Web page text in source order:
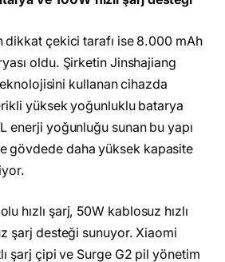
dikkat çekici tarafı ise 8.000 mAh
oldu. Şirketin Jinshajiang
kullanan cihazda
yüksek yoğunluklu batarya
enerji yoğunluğu sunan bu yapı
gövdede daha yüksek kapasite
hızlı şarj, 50W kablosuz hızlı
şarj desteği sunuyor. Xiaomi
şarj çipi ve Surge G2 pil yönetim